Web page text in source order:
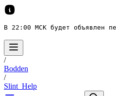
В 22:00 МСК будет объявлен
/
Bodden
/
Slint_Help